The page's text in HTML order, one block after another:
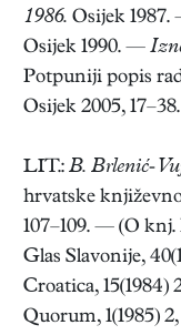
1986. Osijek
Osijek 1990. —
Potpuniji popis
Osijek 2005, 17–38.
LIT.: B. Brlenić-
hrvatske
107–109. — (O
Glas Slavonije,
Croatica, 15(1984)
Quorum, 1(1985)